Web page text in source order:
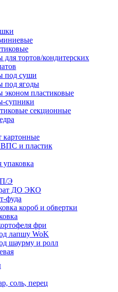
для тортов/кондитерских
под суши
под ягоды
эконом пластиковые
супники
секционные
картонные
и пластик
упаковка
П/Э
ДО ЭКО
фуда
короб и обвертки
фри
лапшу WoK
шаурму и ролл
соль, перец